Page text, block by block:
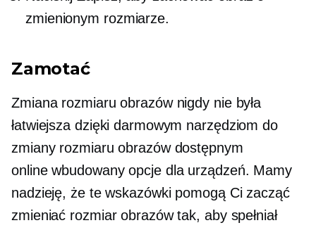
zmienionym rozmiarze.
Zamotać
Zmiana rozmiaru obrazów nigdy nie była
łatwiejsza dzięki darmowym narzędziom do
zmiany rozmiaru obrazów dostępnym
onlinewbudowanyopcje dla urządzeń. Mamy
nadzieję, że te wskazówki pomogą Ci zacząć
zmieniać rozmiar obrazów tak, aby spełniał